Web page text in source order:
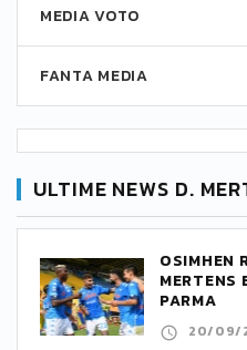
MEDIA VOTO
FANTA MEDIA
ULTIME NEWS D.
OSIMHEN
MERTENS
PARMA
20/09/